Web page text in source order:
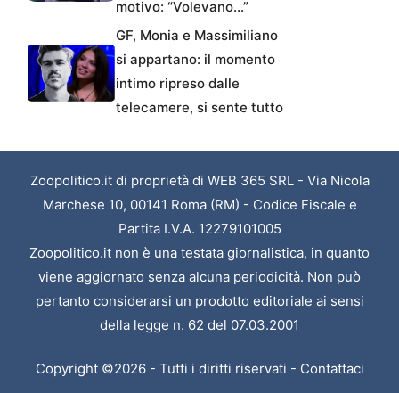
motivo: “Volevano…”
GF, Monia e Massimiliano
si appartano: il momento
intimo ripreso dalle
telecamere, si sente tutto
Zoopolitico.it di proprietà di WEB 365 SRL - Via Nicola
Marchese 10, 00141 Roma (RM) - Codice Fiscale e
Partita I.V.A. 12279101005
Zoopolitico.it non è una testata giornalistica, in quanto
viene aggiornato senza alcuna periodicità. Non può
pertanto considerarsi un prodotto editoriale ai sensi
della legge n. 62 del 07.03.2001
Copyright ©2026 - Tutti i diritti riservati - Contattaci